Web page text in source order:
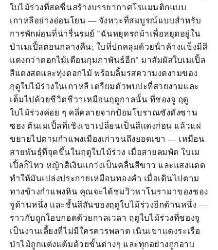
ใบไม้ร่วงที่สดชื่นสร้างบรรยากาศโรแมนติกแบบ
เกาหลีอย่างอ่อนโยน — จังหวะที่สมบูรณ์แบบสําหรับ
การพักผ่อนที่น่ารื่นรมย์ "ฉันหยุดรถม้าเพื่อหยุดอยู่ใน
ป่าเมเปิ้ลตอนกลางคืน; ใบที่ปกคลุมด้วยน้ําค้างแข็งมีสี
แดงกว่าดอกไม้เดือนกุมภาพันธ์อีก" มาสัมผัสใบเมเปิ้ล
สีแดงสดและทุ่งดอกไม้ พร้อมลิ้มรสความงดงามของ
ฤดูใบไม้ร่วงในเกาหลี เตรียมตัวพบปะที่สวยงามและ
เต็มไปด้วยชีวิตชีวาเหมือนฤดูกาลนั้น ที่ชองจู ฤดู
ใบไม้ร่วงค่อย ๆ คลี่คลายจากป้อมโบราณซังดังซาน
ซอง ต้นเมเปิ้ลที่เชิงเขาเปลี่ยนเป็นสีแดงก่อน แล้วแผ่
ขยายไปตามกําแพงเมืองเก่าจนถึงยอดเขา — เหมือน
สายพันธุ์ที่จุดขึ้นในฤดูใบไม้ร่วง เมื่อสายลมพัด ใบเม
เปิ้ลก็ไหว หญ้าสีเงินแกว่งเป็นคลื่นสีขาว และแสงแดด
ทําให้มันเปล่งประกายเหมือนทองคํา เมื่อเดินไปตาม
ทางข้างกําแพงหิน คุณจะได้ชมวิวพาโนรามาของชอง
จูด้านหนึ่ง และชั้นสีสันของฤดูใบไม้ร่วงอีกด้านหนึ่ง —
ราวกับถูกโอบกอดด้วยกาลเวลา ฤดูใบไม้ร่วงที่ชองจู
เป็นงานเลี้ยงที่ไม่มีใครควรพลาด เนินเขาแดงระเรื่อ
ป่าไม้ถูกแต่งแต้มด้วยชั้นต่างๆ และทุกอย่างถูกอาบ